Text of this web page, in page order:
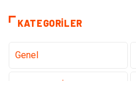
KATEGORILER
Genel
Teknoloji & İnternet